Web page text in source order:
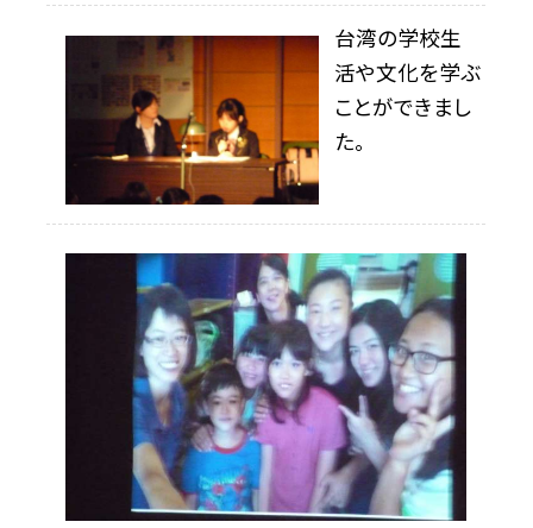
台湾の学校生
活や文化を学ぶ
ことができまし
た。